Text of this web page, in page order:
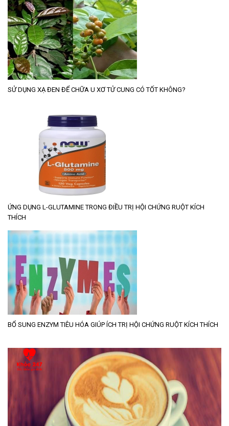
SỬ DỤNG XẠ ĐEN ĐỂ CHỮA U XƠ TỬ CUNG CÓ TỐT KHÔNG?
ỨNG DỤNG L-GLUTAMINE TRONG ĐIỀU TRỊ HỘI CHỨNG RUỘT KÍCH
THÍCH
BỔ SUNG ENZYM TIÊU HÓA GIÚP ÍCH TRỊ HỘI CHỨNG RUỘT KÍCH THÍCH